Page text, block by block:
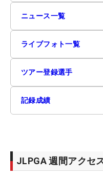
ニュース一覧
ライブフォト一覧
ツアー登録選手
記録成績
JLPGA 週間アクセ